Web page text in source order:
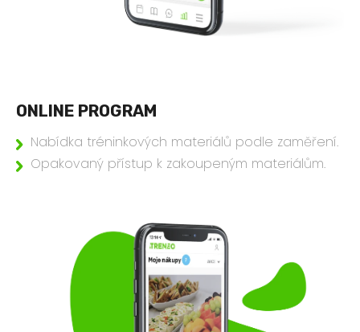
ONLINE PROGRAM
Nabídka tréninkových materiálů podle zaměření.
Opakovaný přístup k zakoupeným materiálům.